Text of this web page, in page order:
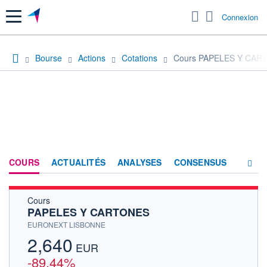
Menu Connexion
Bourse Actions Cotations Cours PAPELES Y
COURS ACTUALITÉS ANALYSES CONSENSUS
Cours
PAPELES Y CARTONES
EURONEXT LISBONNE
2,640 EUR
-89,44%